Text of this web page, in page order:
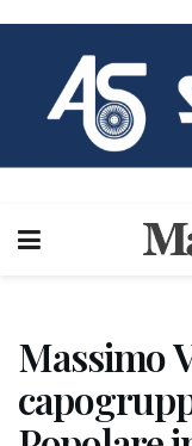
Massimo